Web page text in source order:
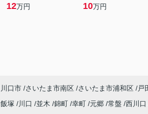
12万円 10万円
川口市 さいたま市南区 さいたま市浦和区 戸
飯塚 川口 並木 錦町 幸町 元郷 常盤 西川口